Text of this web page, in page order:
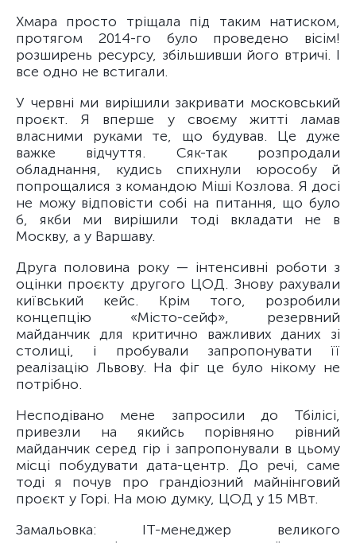
Хмара просто тріщала під таким натиском,
протягом 2014-го було проведено вісім!
розширень ресурсу, збільшивши його втричі. І
все одно не встигали.
У червні ми вирішили закривати московський
проєкт. Я вперше у своєму житті ламав
власними руками те, що будував. Це дуже
важке відчуття. Сяк-так розпродали
обладнання, кудись спихнули юрособу й
попрощалися з командою Міші Козлова. Я досі
не можу відповісти собі на питання, що було
б, якби ми вирішили тоді вкладати не в
Москву, а у Варшаву.
Друга половина року — інтенсивні роботи з
оцінки проєкту другого ЦОД. Знову рахували
київський кейс. Крім того, розробили
концепцію «Місто-сейф», резервний
майданчик для критично важливих даних зі
столиці, і пробували запропонувати її
реалізацію Львову. На фіг це було нікому не
потрібно.
Несподівано мене запросили до Тбілісі,
привезли на якийсь порівняно рівний
майданчик серед гір і запропонували в цьому
місці побудувати дата-центр. До речі, саме
тоді я почув про грандіозний майнінговий
проєкт у Горі. На мою думку, ЦОД у 15 МВт.
Замальовка: ІТ-менеджер великого